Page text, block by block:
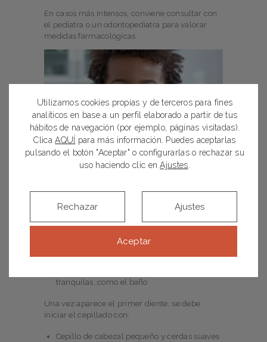
En casos más intensos, conviene consultar con
el pediatra o un odontopediatra para valorar
medidas farmacológicas.
¿Cuándo empezar la higiene
habituar al bebé desde temprano:
tranquilas, como el baño
Una vez aparece el primer diente, se debe
iniciar el cepillado con:
Cepillo de cabezal pequeño y cerdas suaves
Utilizamos cookies propias y de terceros para fines
analíticos en base a un perfil elaborado a partir de tus
hábitos de navegación (por ejemplo, páginas visitadas).
ClicaAQUÍ
para más información. Puedes aceptarlas
pulsando el botón "Aceptar" o configurarlas o rechazar su
uso haciendo clic enAjustes
Aceptar
Rechazar Ajustes